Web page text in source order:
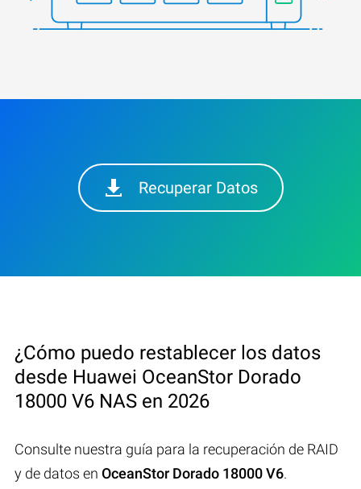
Recuperar Datos
¿Cómo puedo restablecer los datos
desde Huawei OceanStor Dorado
18000 V6 NAS en 2026
Consulte nuestra guía para la recuperación de RAID
y de datos en OceanStor Dorado 18000 V6.